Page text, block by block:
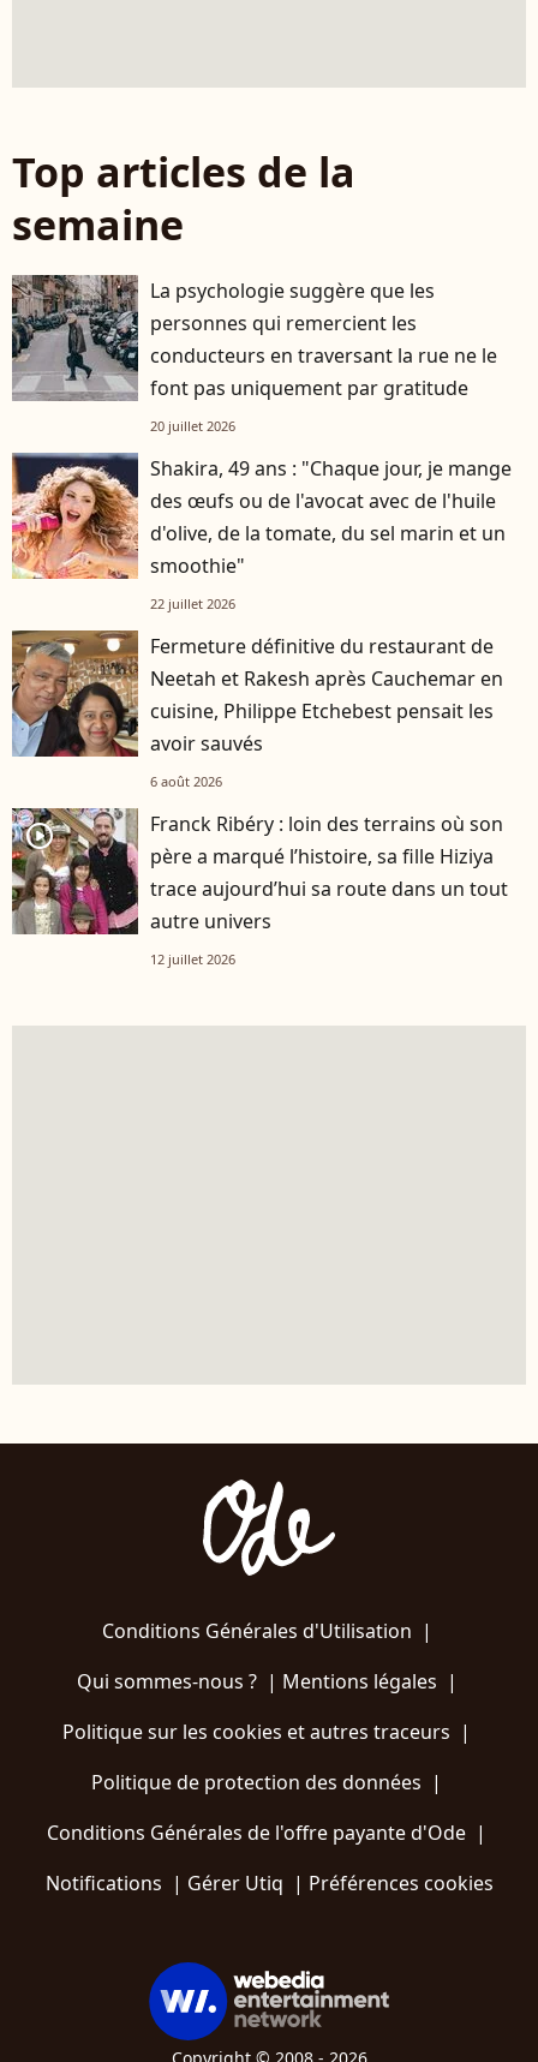
Top articles de la
semaine
La psychologie suggère que les
personnes qui remercient les
conducteurs en traversant la rue ne le
font pas uniquement par gratitude
20 juillet 2026
Shakira, 49 ans : "Chaque jour, je mange
des œufs ou de l'avocat avec de l'huile
d'olive, de la tomate, du sel marin et un
smoothie"
22 juillet 2026
Fermeture définitive du restaurant de
Neetah et Rakesh après Cauchemar en
cuisine, Philippe Etchebest pensait les
avoir sauvés
6 août 2026
player2
Franck Ribéry : loin des terrains où son
père a marqué l’histoire, sa fille Hiziya
trace aujourd’hui sa route dans un tout
autre univers
12 juillet 2026
Conditions Générales d'Utilisation |
Qui sommes-nous ?| Mentions légales |
Politique sur les cookies et autres traceurs |
Politique de protection des données |
Conditions Générales de l'offre payante d'Ode |
Notifications | Gérer Utiq | Préférences cookies